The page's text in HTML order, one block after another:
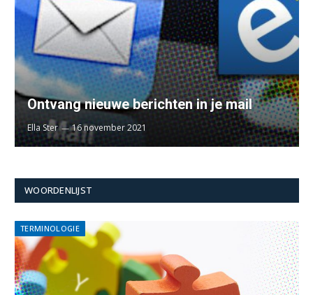
Ontvang nieuwe berichten in je mail
Ella Ster 16 november 2021
WOORDENLIJST
TERMINOLOGIE